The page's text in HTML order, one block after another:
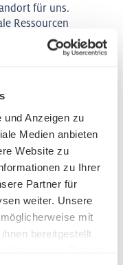
und Anzeigen zu
Medien anbieten
Website zu
zu Ihrer
Partner für
weiter. Unsere
mit
bereitgestellt
für uns.
Ressourcen
Fachkräfte
bei der